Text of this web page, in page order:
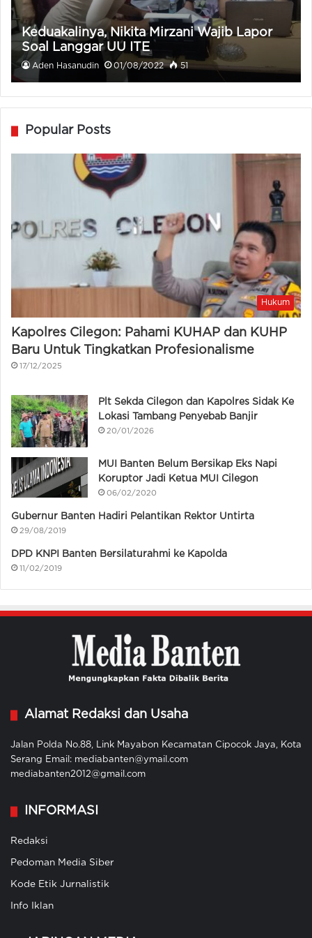
Keduakalinya, Nikita Mirzani Wajib Lapor
Soal Langgar UU ITE
Aden Hasanudin 01/08/2022 51
Popular Posts
Hukum
Kapolres Cilegon: Pahami KUHAP dan KUHP
Baru Untuk Tingkatkan Profesionalisme
17/12/2025
Plt Sekda Cilegon dan Kapolres Sidak Ke
Lokasi Tambang Penyebab Banjir
20/01/2026
MUI Banten Belum Bersikap Eks Napi
Koruptor Jadi Ketua MUI Cilegon
06/02/2020
Gubernur Banten Hadiri Pelantikan Rektor Untirta
29/08/2019
DPD KNPI Banten Bersilaturahmi ke Kapolda
11/02/2019
Alamat Redaksi dan Usaha
Jalan Polda No.88, Link Mayabon Kecamatan Cipocok Jaya, Kota
Serang Email: mediabanten@ymail.com
mediabanten2012@gmail.com
INFORMASI
Redaksi
Pedoman Media Siber
Kode Etik Jurnalistik
Info Iklan